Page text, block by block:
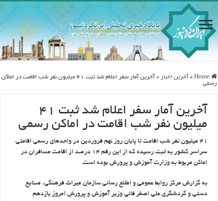
Home
» آخرین اخبار »
آخرین آمار سفر اعلام شد ثبت ۴۱ میلیون نفر شب اقامت در اماکن
رسمی
آخرین آمار سفر اعلام شد ثبت ۴۱
میلیون نفر شب اقامت در اماکن رسمی
۴۱ میلیون نفر شب اقامت تا پایان روز نهم فروردین در واحدهای رسمی اقامتی
سراسر کشور به ثبت رسیده که از این رقم ۱۴ درصد از اقامت مسافران در
اماکن مربوط به وزارت آموزش و پرورش بوده است.
به گزارش مرکز روابط عمومی و اطلاع رسانی سازمان میراث فرهنگی، صنایع
دستی و گردشگری علی اصغر فانی وزیر آموزش و پرورش امروز یازدهم